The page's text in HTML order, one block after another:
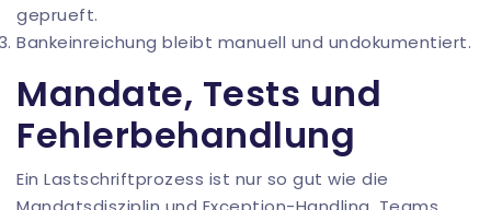
geprueft.
Bankeinreichung bleibt manuell und undokumentiert.
Mandate, Tests und
Fehlerbehandlung
Ein Lastschriftprozess ist nur so gut wie die